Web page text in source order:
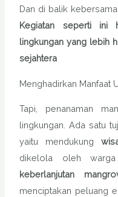
Dan di balik
Kegiatan seperti ini
lingkungan yang lebih
sejahtera
Menghadirkan Manfaat
Tapi, penanaman
lingkungan. Ada satu
yaitu mendukung
dikelola oleh
keberlanjutan
menciptakan peluang